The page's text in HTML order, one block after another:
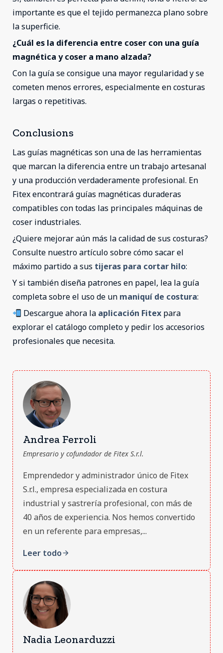
importante es que el tejido permanezca plano sobre
la superficie.
¿Cuál es la diferencia entre coser con una guía
magnética y coser a mano alzada?
Con la guía se consigue una mayor regularidad y se
cometen menos errores, especialmente en costuras
largas o repetitivas.
Conclusions
Las guías magnéticas son una de las herramientas
que marcan la diferencia entre un trabajo artesanal
y una producción verdaderamente profesional. En
Fitex encontrará guías magnéticas duraderas
compatibles con todas las principales máquinas de
coser industriales.
¿Quiere mejorar aún más la calidad de sus costuras?
Consulte nuestro artículo sobre cómo sacar el
máximo partido a sus tijeras para cortar hilo:
Y si también diseña patrones en papel, lea la guía
completa sobre el uso de un maniquí de costura:
Descargue ahora la aplicación Fitex para
explorar el catálogo completo y pedir los accesorios
profesionales que necesita.
Andrea Ferroli
Empresario y cofundador de Fitex S.r.l.
Emprendedor y administrador único de Fitex
S.r.l., empresa especializada en costura
industrial y sastrería profesional, con más de
40 años de experiencia. Nos hemos convertido
en un referente para empresas,...
Leer todoarrow_forward
Nadia Leonarduzzi